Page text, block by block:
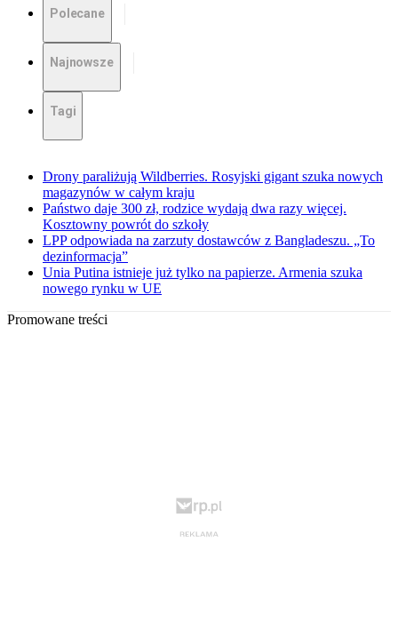
Polecane
Najnowsze
Tagi
Drony paraliżują Wildberries. Rosyjski gigant szuka nowych
magazynów w całym kraju
Państwo daje 300 zł, rodzice wydają dwa razy więcej.
Kosztowny powrót do szkoły
LPP odpowiada na zarzuty dostawców z Bangladeszu. „To
dezinformacja”
Unia Putina istnieje już tylko na papierze. Armenia szuka
nowego rynku w UE
Promowane treści